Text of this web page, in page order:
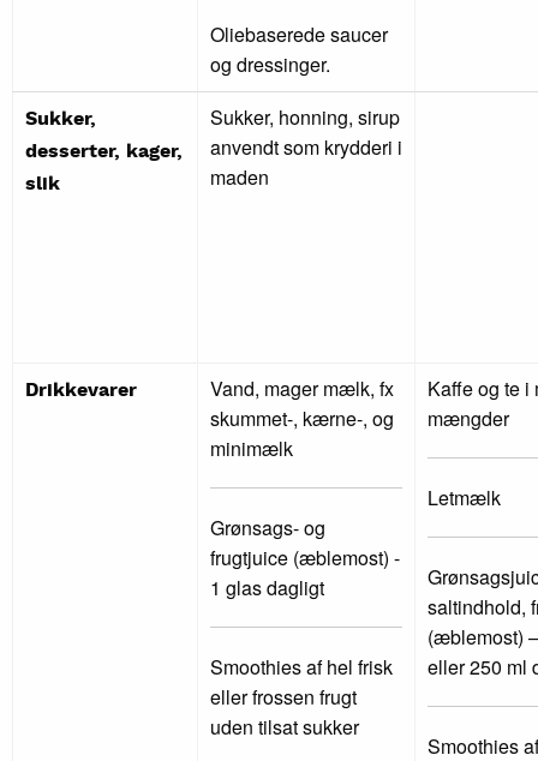
Oliebaserede saucer
og dressinger.
Sukker,
desserter, kager,
slik
Sukker, honning, sirup
anvendt som krydderi i
maden
Drikkevarer
Vand, mager mælk, fx
skummet-, kærne-, og
minimælk
Grønsags- og
frugtjuice (æblemost) -
1 glas dagligt
Smoothies af hel frisk
eller frossen frugt
uden tilsat sukker
Kaffe og te i
mængder
Letmælk
saltindhold,
(æblemost)
eller 250 ml
Smoothies